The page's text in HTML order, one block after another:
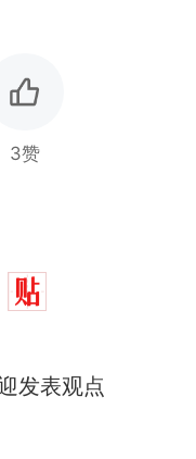
3赞
发表观点
块投向移民引
内数万人从摩
菌偶然发现鸡枞
上车顶跳舞。